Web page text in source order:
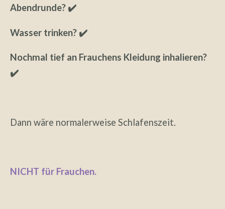
Abendrunde? ✔️
Wasser trinken? ✔️
Nochmal tief an Frauchens Kleidung inhalieren?
✔️
Dann wäre normalerweise Schlafenszeit.
NICHT für Frauchen.